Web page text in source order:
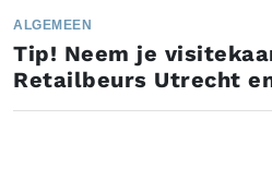
ALGEMEEN
Tip! Neem je
Retailbeurs Utrecht